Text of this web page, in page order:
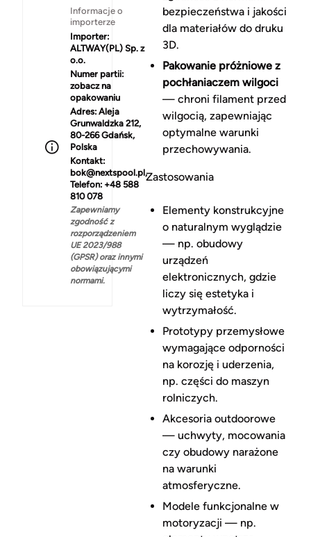
Informacje o
importerze
Importer:
ALTWAY(PL) Sp. z
o.o.
Numer partii:
zobacz na
opakowaniu
Adres: Aleja
Grunwaldzka 212,
80-266 Gdańsk,
Polska
Kontakt:
bok@nextspool.pl,
Telefon: +48 588
810 078
Zapewniamy
zgodność z
rozporządzeniem
UE 2023/988
(GPSR) oraz innymi
obowiązującymi
normami.
bezpieczeństwa i jakości
dla materiałów do druku
3D.
Pakowanie próżniowe z
pochłaniaczem wilgoci
— chroni filament przed
wilgocią, zapewniając
optymalne warunki
przechowywania.
Zastosowania
Elementy konstrukcyjne
o naturalnym wyglądzie
— np. obudowy
urządzeń
elektronicznych, gdzie
liczy się estetyka i
wytrzymałość.
Prototypy przemysłowe
wymagające odporności
na korozję i uderzenia,
np. części do maszyn
rolniczych.
Akcesoria outdoorowe
— uchwyty, mocowania
czy obudowy narażone
na warunki
atmosferyczne.
Modele funkcjonalne w
motoryzacji — np.